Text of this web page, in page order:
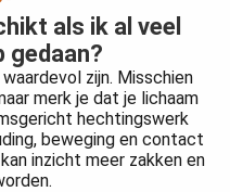
als ik al veel
gedaan?
zijn. Misschien
merk je dat je lichaam
hechtingswerk
beweging en contact
inzicht meer zakken en